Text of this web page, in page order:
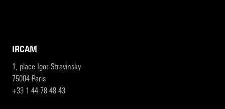
IRCAM
1, place Igor-Stravinsky
75004 Paris
+33 1 44 78 48 43